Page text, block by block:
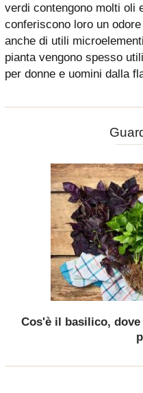
verdi contengono molti oli
conferiscono loro un
anche di utili
pianta vengono spesso
per donne e uomini dalla
Cos'è il basilico,